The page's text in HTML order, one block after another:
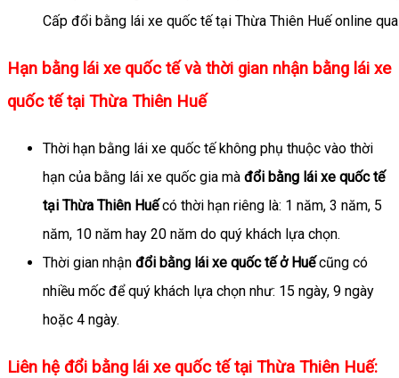
Cấp đổi bằng lái xe quốc tế tại Thừa Thiên Huế online
Hạn bằng lái xe quốc tế và thời gian nhận bằng lái xe
quốc tế tại Thừa Thiên Huế
Thời hạn bằng lái xe quốc tế không phụ thuộc vào thời
hạn của bằng lái xe quốc gia mà đổi bằng lái xe quốc tế
tại Thừa Thiên Huếcó thời hạn riêng là: 1 năm, 3 năm, 5
năm, 10 năm hay 20 năm do quý khách lựa chọn.
Thời gian nhận đổi bằng lái xe quốc tế ở Huếcũng có
nhiều mốc để quý khách lựa chọn như: 15 ngày, 9 ngày
hoặc 4 ngày.
Liên hệ đổi bằng lái xe quốc tế tại Thừa Thiên Huế: